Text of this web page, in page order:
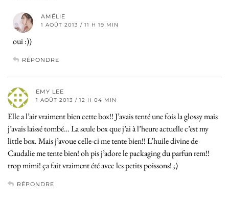
AMÉLIE
1 AOÛT 2013 / 11 H 19 MIN
oui :))
RÉPONDRE
EMY LEE
1 AOÛT 2013 / 12 H 04 MIN
Elle a l’air vraiment bien cette box!! J’avais tenté une fois la glossy mais
j’avais laissé tombé… La seule box que j’ai à l’heure actuelle c’est my
little box. Mais j’avoue celle-ci me tente bien!! L’huile divine de
Caudalie me tente bien! oh pis j’adore le packaging du parfun rem!!
trop mimi! ça fait vraiment été avec les petits poissons! ;)
RÉPONDRE